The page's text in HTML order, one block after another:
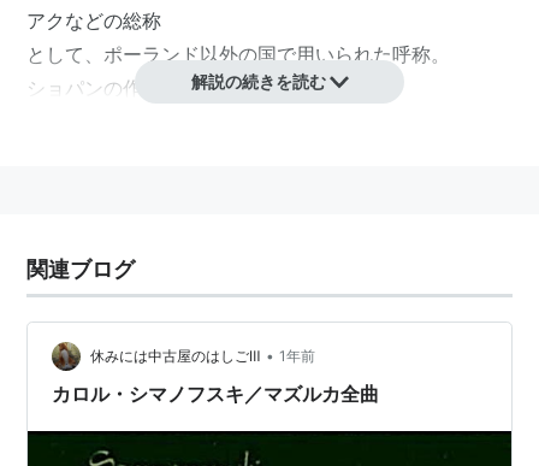
アクなどの総称
として、ポーランド以外の国で用いられた呼称。
ショパンの作品で有名．
mazurkaの名前で他の国に広まった。
解説の続きを読む
関連ブログ
休みには中古屋のはしごⅢ • 1年前
カロル・シマノフスキ／マズルカ全曲